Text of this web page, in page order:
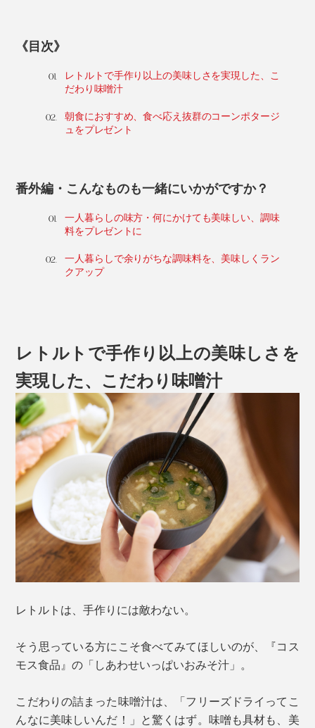
《目次》
レトルトで手作り以上の美味しさを実現した、こ
だわり味噌汁
朝食におすすめ、食べ応え抜群のコーンポタージ
ュをプレゼント
番外編・こんなものも一緒にいかがですか？
一人暮らしの味方・何にかけても美味しい、調味
料をプレゼントに
一人暮らしで余りがちな調味料を、美味しくラン
クアップ
レトルトで手作り以上の美味しさを
実現した、こだわり味噌汁
レトルトは、手作りには敵わない。
そう思っている方にこそ食べてみてほしいのが、『コス
モス食品』の「しあわせいっぱいおみそ汁」。
こだわりの詰まった味噌汁は、「フリーズドライってこ
んなに美味しいんだ！」と驚くはず。味噌も具材も、美